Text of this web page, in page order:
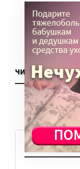
ЧИТАТЬ ЕЩЕ
ТЕМЫ